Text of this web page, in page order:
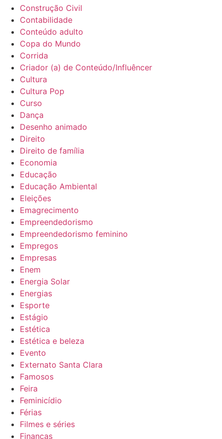
Construção Civil
Contabilidade
Conteúdo adulto
Copa do Mundo
Corrida
Criador (a) de Conteúdo/Influêncer
Cultura
Cultura Pop
Curso
Dança
Desenho animado
Direito
Direito de família
Economia
Educação
Educação Ambiental
Eleições
Emagrecimento
Empreendedorismo
Empreendedorismo feminino
Empregos
Empresas
Enem
Energia Solar
Energias
Esporte
Estágio
Estética
Estética e beleza
Evento
Externato Santa Clara
Famosos
Feira
Feminicídio
Férias
Filmes e séries
Finanças